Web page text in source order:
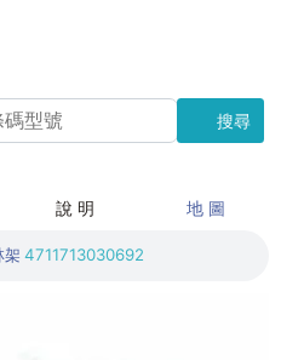
搜尋
說 明 地 圖
架 4711713030692